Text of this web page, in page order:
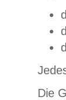
Die